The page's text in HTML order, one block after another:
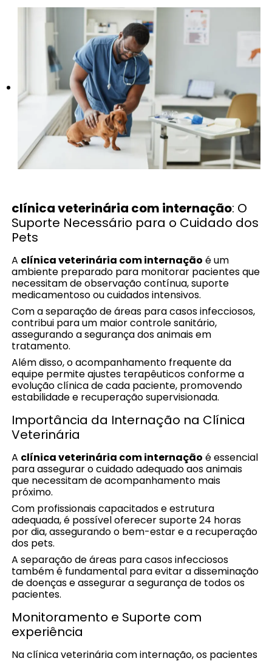
clínica veterinária com internação: O
Suporte Necessário para o Cuidado dos
Pets
A clínica veterinária com internação é um
ambiente preparado para monitorar pacientes que
necessitam de observação contínua, suporte
medicamentoso ou cuidados intensivos.
Com a separação de áreas para casos infecciosos,
contribui para um maior controle sanitário,
assegurando a segurança dos animais em
tratamento.
Além disso, o acompanhamento frequente da
equipe permite ajustes terapêuticos conforme a
evolução clínica de cada paciente, promovendo
estabilidade e recuperação supervisionada.
Importância da Internação na Clínica
Veterinária
A clínica veterinária com internação é essencial
para assegurar o cuidado adequado aos animais
que necessitam de acompanhamento mais
próximo.
Com profissionais capacitados e estrutura
adequada, é possível oferecer suporte 24 horas
por dia, assegurando o bem-estar e a recuperação
dos pets.
A separação de áreas para casos infecciosos
também é fundamental para evitar a disseminação
de doenças e assegurar a segurança de todos os
pacientes.
Monitoramento e Suporte com
experiência
Na clínica veterinária com internação, os pacientes